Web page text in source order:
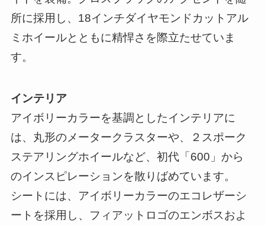
所に採用し、18インチダイヤモンドカットアル
ミホイールとともに精悍さを際立たせていま
す。
インテリア
アイボリーカラーを基調としたインテリアに
は、丸形のメータークラスターや、２スポーク
ステアリングホイールなど、初代「600」から
のインスピレーションを散りばめています。
シートには、アイボリーカラーのエコレザーシ
ートを採用し、フィアットロゴのエンボスおよ